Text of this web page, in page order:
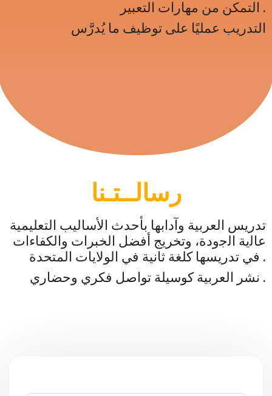
التمكن من مهارات التعبير .
التدريب عمليًا على توظيف ما يُدرَّس
رسالــتـنا
تدريس العربية وآدابها بأحدث الأساليب التعليمية
ﻋﺎﻟﻳﺔ ﺍﻟﺟﻭﺩﺓ، وتخريج أفضل الخبرات والكفاءات
في تدريسها كلغة ثانية في الولايات المتحدة .
نشر العربية كوسيلة تواصل فكري وحضاري .